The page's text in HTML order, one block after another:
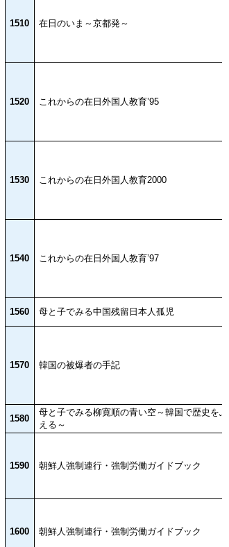
1510 在日のいま～京都発～
1520 これからの在日外国人教育’95
1530 これからの在日外国人教育2000
1540 これからの在日外国人教育’97
1560 母と子でみる中国残留日本人孤児
1570 韓国の被爆者の手記
1580
母と子でみる柳寛順の青い空～韓国で歴史をふ
える～
1590 朝鮮人強制連行・強制労働ガイドブック
1600 朝鮮人強制連行・強制労働ガイドブック